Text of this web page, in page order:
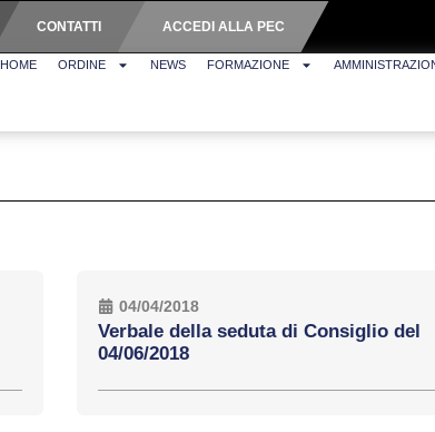
CONTATTI ACCEDI ALLA PEC
HOME ORDINE NEWS FORMAZIONE
04/04/2018
Verbale della seduta di Consiglio del
04/06/2018